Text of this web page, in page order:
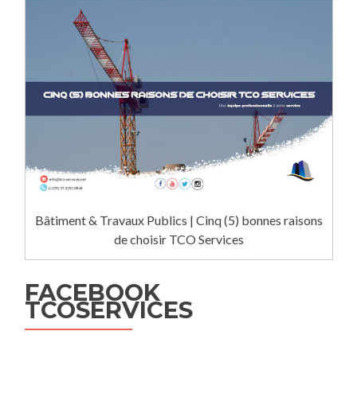
Bâtiment & Travaux Publics | Cinq (5) bonnes raisons
de choisir TCO Services
FACEBOOK
TCOSERVICES